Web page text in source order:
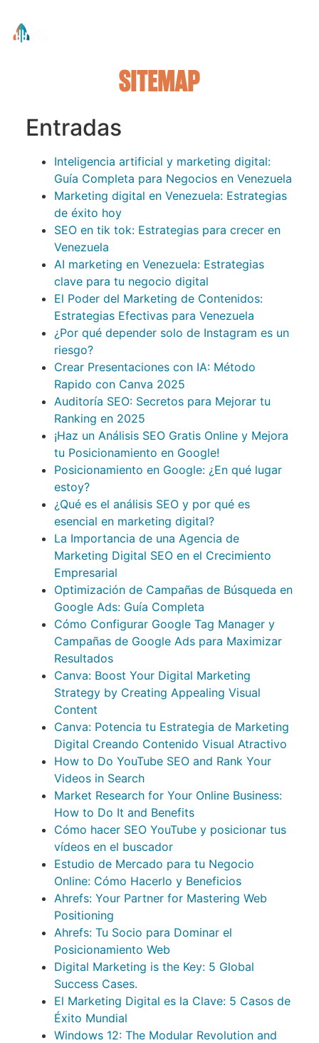
Sitemap
Entradas
Inteligencia artificial y marketing digital:
Guía Completa para Negocios en Venezuela
Marketing digital en Venezuela: Estrategias
de éxito hoy
SEO en tik tok: Estrategias para crecer en
Venezuela
AI marketing en Venezuela: Estrategias
clave para tu negocio digital
El Poder del Marketing de Contenidos:
Estrategias Efectivas para Venezuela
¿Por qué depender solo de Instagram es un
riesgo?
Crear Presentaciones con IA: Método
Rapido con Canva 2025
Auditoría SEO: Secretos para Mejorar tu
Ranking en 2025
¡Haz un Análisis SEO Gratis Online y Mejora
tu Posicionamiento en Google!
Posicionamiento en Google: ¿En qué lugar
estoy?
¿Qué es el análisis SEO y por qué es
esencial en marketing digital?
La Importancia de una Agencia de
Marketing Digital SEO en el Crecimiento
Empresarial
Optimización de Campañas de Búsqueda en
Google Ads: Guía Completa
Cómo Configurar Google Tag Manager y
Campañas de Google Ads para Maximizar
Resultados
Canva: Boost Your Digital Marketing
Strategy by Creating Appealing Visual
Content
Canva: Potencia tu Estrategia de Marketing
Digital Creando Contenido Visual Atractivo
How to Do YouTube SEO and Rank Your
Videos in Search
Market Research for Your Online Business:
How to Do It and Benefits
Cómo hacer SEO YouTube y posicionar tus
vídeos en el buscador
Estudio de Mercado para tu Negocio
Online: Cómo Hacerlo y Beneficios
Ahrefs: Your Partner for Mastering Web
Positioning
Ahrefs: Tu Socio para Dominar el
Posicionamiento Web
Digital Marketing is the Key: 5 Global
Success Cases.
El Marketing Digital es la Clave: 5 Casos de
Éxito Mundial
Windows 12: The Modular Revolution and